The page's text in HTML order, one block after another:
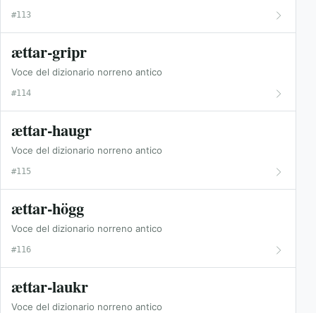
#113
ættar-gripr
Voce del dizionario norreno antico
#114
ættar-haugr
Voce del dizionario norreno antico
#115
ættar-högg
Voce del dizionario norreno antico
#116
ættar-laukr
Voce del dizionario norreno antico